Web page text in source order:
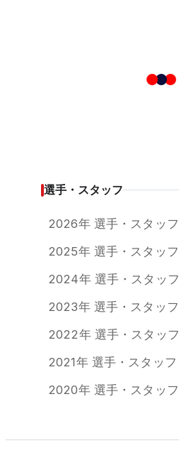
選手・スタッフ
2026年 選手・スタッフ
2025年 選手・スタッフ
2024年 選手・スタッフ
2023年 選手・スタッフ
2022年 選手・スタッフ
2021年 選手・スタッフ
2020年 選手・スタッフ